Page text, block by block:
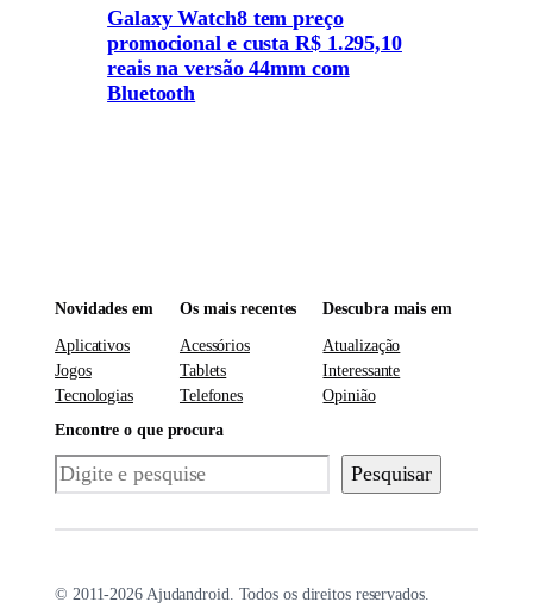
Galaxy Watch8 tem preço
promocional e custa R$ 1.295,10
reais na versão 44mm com
Bluetooth
Novidades em
Aplicativos
Jogos
Tecnologias
Os mais recentes
Acessórios
Tablets
Telefones
Descubra mais em
Atualização
Interessante
Opinião
Encontre o que procura
Pesquisar Pesquisar
© 2011-2026 Ajudandroid. Todos os direitos reservados.